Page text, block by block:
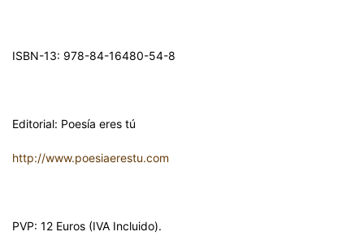
ISBN-13: 978-84-16480-54-8
Editorial: Poesía eres tú
http://www.poesiaerestu.com
PVP: 12 Euros (IVA Incluido).